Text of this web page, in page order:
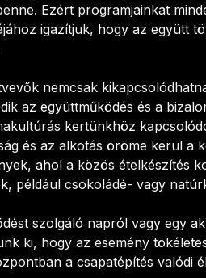
Ezért programjainkat
igazítjuk, hogy az együtt
nemcsak
az együttműködés és a
kertünkhöz
és az alkotás öröme kerül a
ahol a közös ételkészítés
például csokoládé- vagy
szolgáló napról vagy egy
ki, hogy az esemény
a csapatépítés valódi